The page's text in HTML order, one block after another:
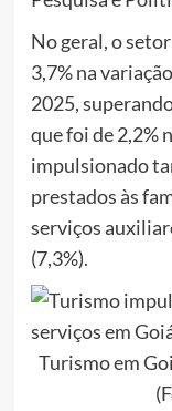
No geral, o
3,7% na
2025,
que foi de 2,2%
impulsionado
prestados às
serviços
(7,3%).
Turismo em